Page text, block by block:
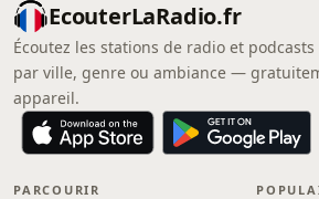
EcouterLaRadio.fr
Écoutez les stations de radio et
par ville, genre ou ambiance —
appareil.
PARCOURIR